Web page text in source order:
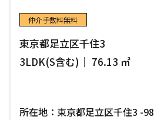
仲介手数料無料
東京都足立区千住3
3LDK(S含む)｜ 76.13 ㎡
所在地：東京都足立区千住3 -98